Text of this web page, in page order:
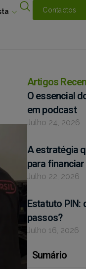
Contactos
Artigos
O essencial
em podcast
Julho 24, 2026
A estratégia
para
Julho 22, 2026
Estatuto PIN:
passos?
Julho 16, 2026
Sumário